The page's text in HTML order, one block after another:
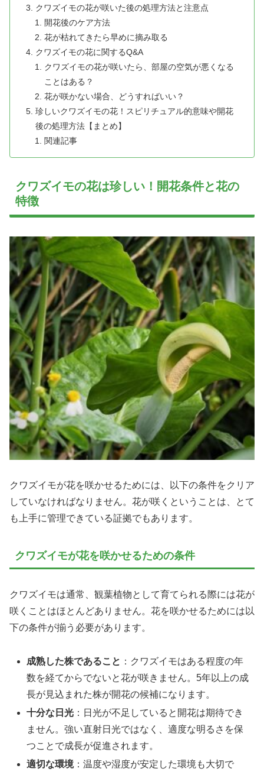
クワズイモの花が咲いた後の処理方法と注意点
開花後のケア方法
花が枯れてきたら早めに摘み取る
クワズイモの花に関するQ&A
クワズイモの花が咲いたら、部屋の空気が悪くなる
ことはある？
花が咲かない場合、どうすればいい？
珍しいクワズイモの花！スピリチュアル的意味や開花
後の処理方法【まとめ】
関連記事
クワズイモの花は珍しい！開花条件と花の
特徴
クワズイモが花を咲かせるためには、以下の条件をクリア
していなければなりません。花が咲くということは、とて
も上手に管理できている証拠でもあります。
クワズイモが花を咲かせるための条件
クワズイモは通常、観葉植物として育てられる際には花が
咲くことはほとんどありません。花を咲かせるためには以
下の条件が揃う必要があります。
成熟した株であること ：クワズイモはある程度の年
数を経てからでないと花が咲きません。5年以上の成
長が見込まれた株が開花の候補になります。
十分な日光 ：日光が不足していると開花は期待でき
ません。強い直射日光ではなく、適度な明るさを保
つことで成長が促進されます。
適切な環境：温度や湿度が安定した環境も大切で